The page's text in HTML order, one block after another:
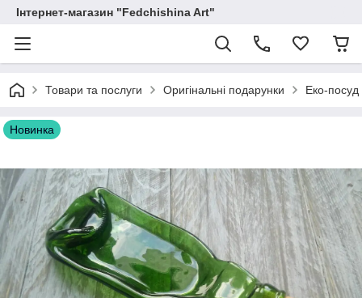
Інтернет-магазин "Fedchishina Art"
Товари та послуги Оригінальні подарунки Еко-посуд
Новинка